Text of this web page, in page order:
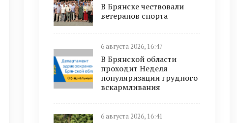
В Брянске чествовали
ветеранов спорта
6 августа 2026, 16:47
В Брянской области
проходит Неделя
популяризации грудного
вскармливания
6 августа 2026, 16:41